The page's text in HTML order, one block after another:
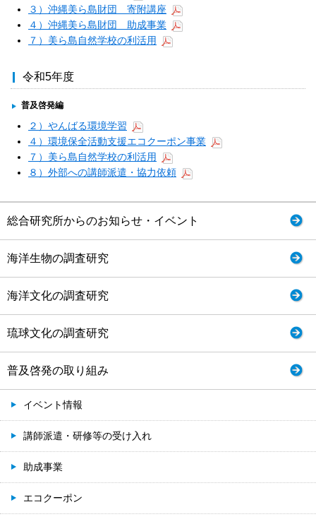
３）沖縄美ら島財団 寄附講座
４）沖縄美ら島財団 助成事業
７）美ら島自然学校の利活用
令和5年度
普及啓発編
２）やんばる環境学習
４）環境保全活動支援エコクーポン事業
７）美ら島自然学校の利活用
８）外部への講師派遣・協力依頼
総合研究所からのお知らせ・イベント
海洋生物の調査研究
海洋文化の調査研究
琉球文化の調査研究
普及啓発の取り組み
イベント情報
講師派遣・研修等の受け入れ
助成事業
エコクーポン